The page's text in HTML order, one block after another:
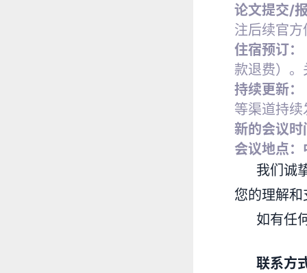
论文提交/
注后续官
住宿预订：
款退费）
持续更新：
等渠道持
新的会议
会议地点：
我们诚
您的理解和
如有任
联系方